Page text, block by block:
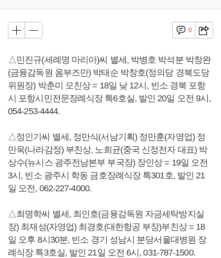
0
△민진규(세례명 마리아)씨 별세, 박병호 박석분 박창완
(금융감독원 옴부즈만) 박태순 박창호(정의당 경북도당
위원장) 박춘미 모친상 = 18일 낮 12시, 빈소 경북 포항
시 포항시민전문장례식장 특6호실, 발인 20일 오전 9시,
054-253-4444.
△정인기씨 별세, 정만식(서남기획) 정만훈(자영업) 정
만욱(나라감정) 부친상, 노희균(중국 신정전자 대표) 박
상수(뉴시스 광주전남본부 부국장) 장인상 = 19일 오전
3시, 빈소 광주시 학동 금호장례식장 특301호, 발인 21
일 오전, 062-227-4000.
△최명학씨 별세, 최인호(금융감독원 자금세탁방지실
장) 최재성(자영업) 최경호(대한항공 부장)부친상 = 18
일 오후 8시30분, 빈소 경기 성남시 분당서울대병원 장
례식장 특3호실, 발인 21일 오전 6시, 031-787-1500.